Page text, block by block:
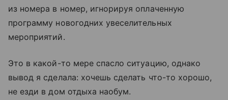
из номера в номер, игнорируя оплаченную
программу новогодних увеселительных
мероприятий.
Это в какой-то мере спасло ситуацию, однако
вывод я сделала: хочешь сделать что-то хорошо,
не езди в дом отдыха наобум.